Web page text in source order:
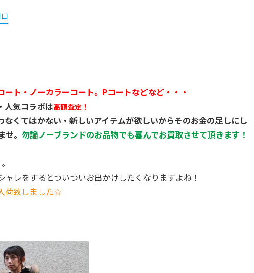
ト・ノーカラーコート。Pコートなどなど・・・
人気コラボは高額査定！
くてはかない・新しいアイテムが欲しいからそのお金の足しにし
。 勿論ノーブランドのお品物でも喜んでお買取させて頂きます！
レをするとついついお出かけしたくなりますよね！
荷致しました☆